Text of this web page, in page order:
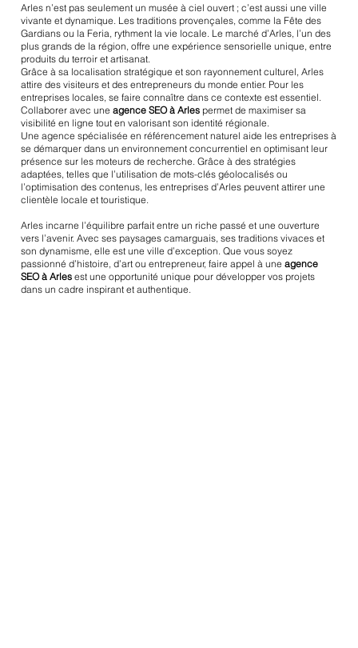
Arles n’est pas seulement un musée à ciel ouvert ; c’est aussi une ville
vivante et dynamique. Les traditions provençales, comme la Fête des
Gardians ou la Feria, rythment la vie locale. Le marché d’Arles, l’un des
plus grands de la région, offre une expérience sensorielle unique, entre
produits du terroir et artisanat.
Grâce à sa localisation stratégique et son rayonnement culturel, Arles
attire des visiteurs et des entrepreneurs du monde entier. Pour les
entreprises locales, se faire connaître dans ce contexte est essentiel.
Collaborer avec une agence SEO à Arlespermet de maximiser sa
visibilité en ligne tout en valorisant son identité régionale.
Une agence spécialisée en référencement naturel aide les entreprises à
se démarquer dans un environnement concurrentiel en optimisant leur
présence sur les moteurs de recherche. Grâce à des stratégies
adaptées, telles que l’utilisation de mots-clés géolocalisés ou
l’optimisation des contenus, les entreprises d’Arles peuvent attirer une
clientèle locale et touristique.
Arles incarne l’équilibre parfait entre un riche passé et une ouverture
vers l’avenir. Avec ses paysages camarguais, ses traditions vivaces et
son dynamisme, elle est une ville d’exception. Que vous soyez
passionné d’histoire, d’art ou entrepreneur, faire appel à une agence
SEO à Arlesest une opportunité unique pour développer vos projets
dans un cadre inspirant et authentique.